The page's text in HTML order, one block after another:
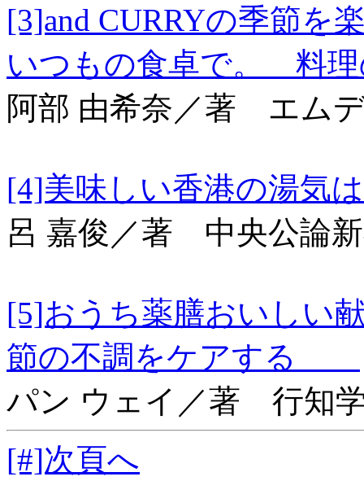
[3]and CURRYの季節
いつもの食卓で。 料
阿部 由希奈／著 エム
[4]美味しい香港の
呂 嘉俊／著 中央公論
[5]おうち薬膳おいし
節の不調をケアする
パン ウェイ／著 行知
[#]次頁へ